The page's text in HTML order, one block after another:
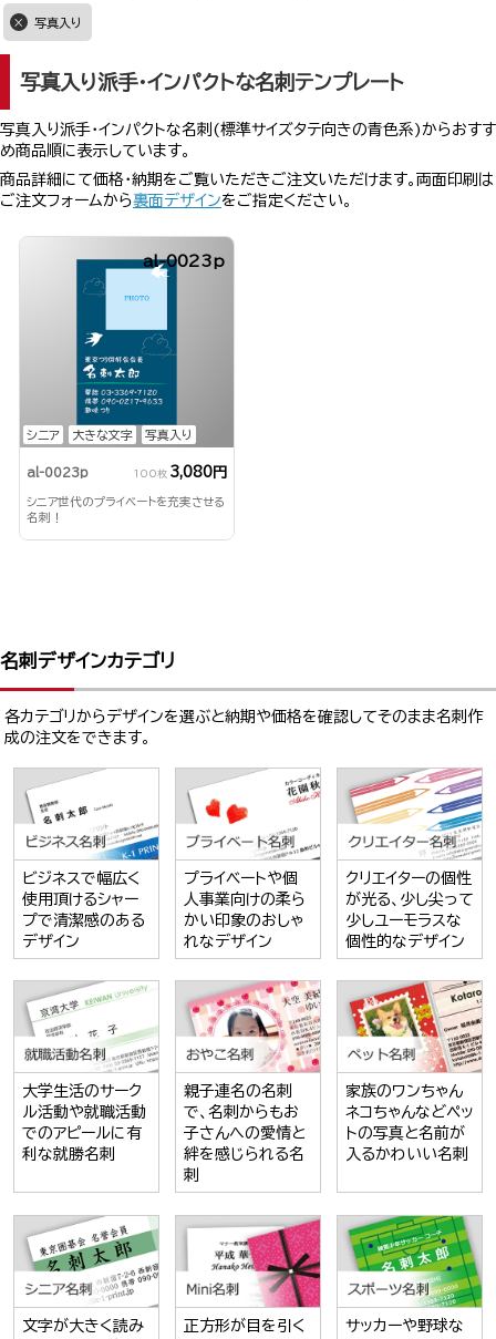
写真入り
写真入り派手・インパクトな名刺テンプレート
写真入り派手・インパクトな名刺(標準サイズタテ向きの青色系)からおすす
め商品順に表示しています。
商品詳細にて価格・納期をご覧いただきご注文いただけます。両面印刷は
ご注文フォームから裏面デザインをご指定ください。
シニア 大きな文字 写真入り
al-0023p
al-0023p 100枚 3,080円
シニア世代のプライベートを充実させる
名刺！
名刺デザインカテゴリ
各カテゴリからデザインを選ぶと納期や価格を確認してそのまま名刺作
成の注文をできます。
ビジネスで幅広く
使用頂けるシャー
プで清潔感のある
デザイン
プライベートや個
人事業向けの柔ら
かい印象のおしゃ
れなデザイン
クリエイターの個性
が光る、少し尖って
少しユーモラスな
個性的なデザイン
大学生活のサーク
ル活動や就職活動
でのアピールに有
利な就勝名刺
親子連名の名刺
で、名刺からもお
子さんへの愛情と
絆を感じられる名
刺
家族のワンちゃん
ネコちゃんなどペッ
トの写真と名前が
入るかわいい名刺
文字が大きく読み 正方形が目を引く サッカーや野球な